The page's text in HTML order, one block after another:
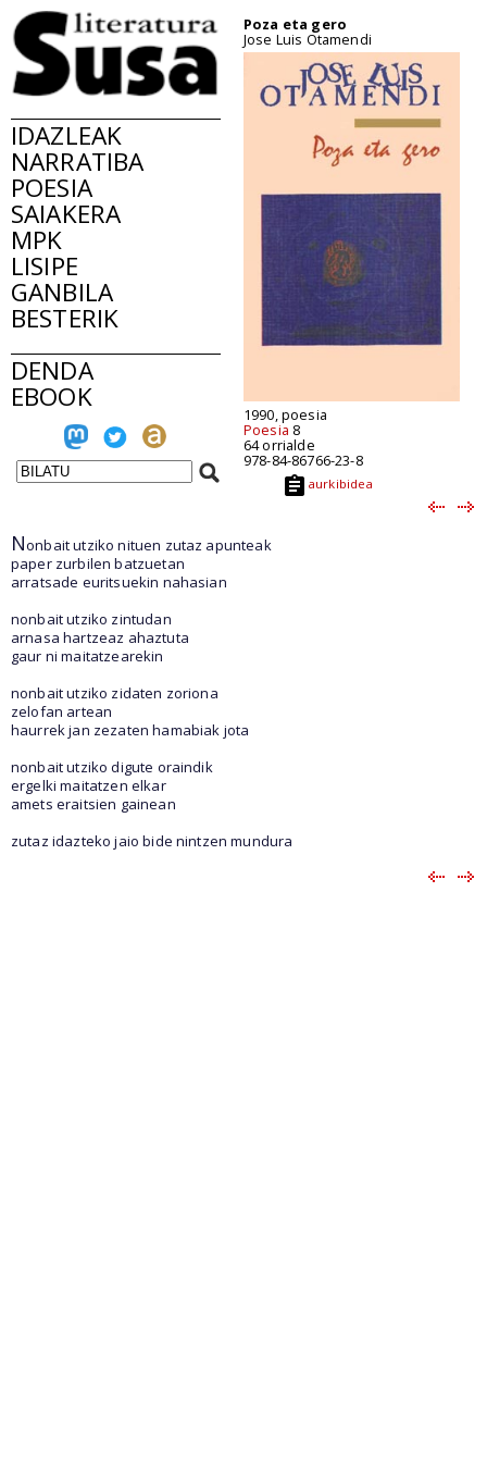
IDAZLEAK
NARRATIBA
POESIA
SAIAKERA
MPK
LISIPE
GANBILA
BESTERIK
DENDA
EBOOK
Poza eta gero
Jose Luis Otamendi
1990, poesia
Poesia 8
64 orrialde
978-84-86766-23-8
aurkibidea
Nonbait utziko nituen zutaz apunteak
paper zurbilen batzuetan
arratsade euritsuekin nahasian
nonbait utziko zintudan
arnasa hartzeaz ahaztuta
gaur ni maitatzearekin
nonbait utziko zidaten zoriona
zelofan artean
haurrek jan zezaten hamabiak jota
nonbait utziko digute oraindik
ergelki maitatzen elkar
amets eraitsien gainean
zutaz idazteko jaio bide nintzen mundura